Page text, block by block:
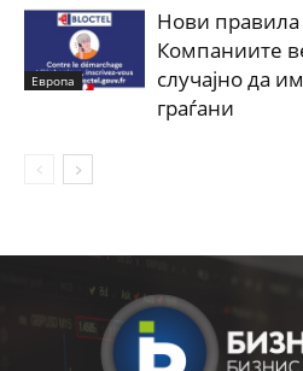
Европа
Нови
Компаниите
случајно да
граѓани